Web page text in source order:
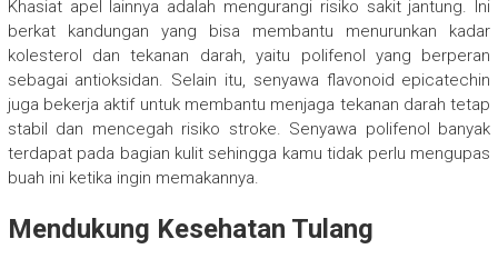
Khasiat apel lainnya adalah mengurangi risiko sakit jantung. Ini
berkat kandungan yang bisa membantu menurunkan kadar
kolesterol dan tekanan darah, yaitu polifenol yang berperan
sebagai antioksidan. Selain itu, senyawa flavonoid epicatechin
juga bekerja aktif untuk membantu menjaga tekanan darah tetap
stabil dan mencegah risiko stroke. Senyawa polifenol banyak
terdapat pada bagian kulit sehingga kamu tidak perlu mengupas
buah ini ketika ingin memakannya.
Mendukung Kesehatan Tulang